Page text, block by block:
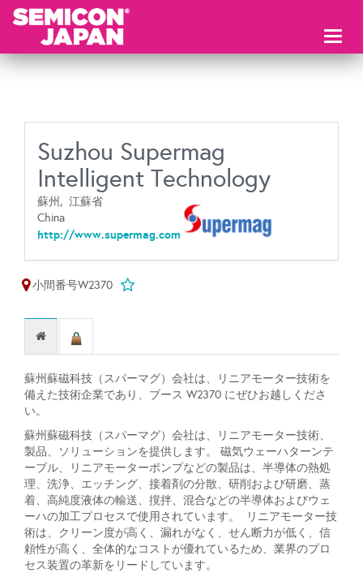
Suzhou Supermag
Intelligent Technology
蘇州, 江蘇省
China
http://www.supermag.com
小間番号W2370
蘇州蘇磁科技（スパーマグ）会社は、リニアモーター技術を
備えた技術企業であり、ブース W2370 にぜひお越しくださ
い。
蘇州蘇磁科技（スパーマグ）会社は、リニアモーター技術、
製品、ソリューションを提供します。 磁気ウェーハターンテ
ーブル、リニアモーターポンプなどの製品は、半導体の熱処
理、洗浄、エッチング、接着剤の分散、研削および研磨、蒸
着、高純度液体の輸送、撹拌、混合などの半導体およびウェ
ーハの加工プロセスで使用されています。 リニアモーター技
術は、クリーン度が高く、漏れがなく、せん断力が低く、信
頼性が高く、全体的なコストが優れているため、業界のプロ
セス装置の革新をリードしています。